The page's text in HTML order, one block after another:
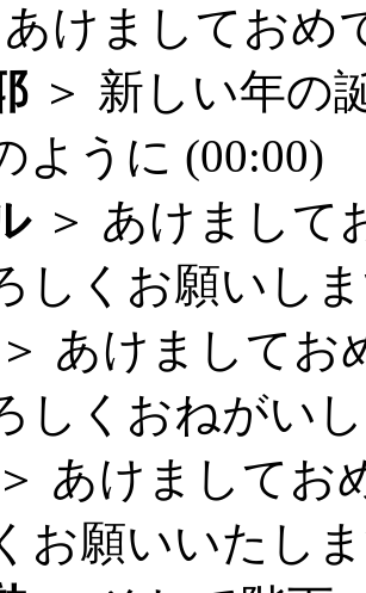
あけましておめ
＞ 新しい年の
ように (00:00)
＞ あけまして
しくお願いし
＞ あけまして
しくおねがい
あけましてお
お願いいたし